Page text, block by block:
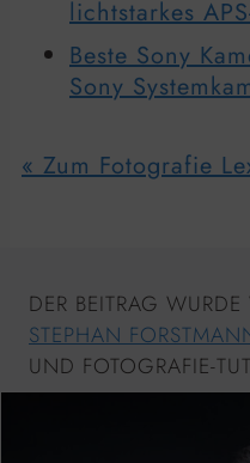
lichtstarkes
Beste Sony
Sony
« Zum Fotografie
DER BEITRAG
STEPHAN
UND FOTOGRAFIE-